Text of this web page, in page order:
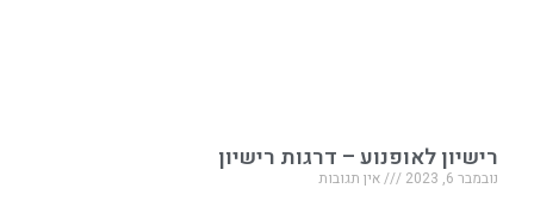
רישיון לאופנוע – דרגות רישיון
נובמבר 6, 2023 אין תגובות